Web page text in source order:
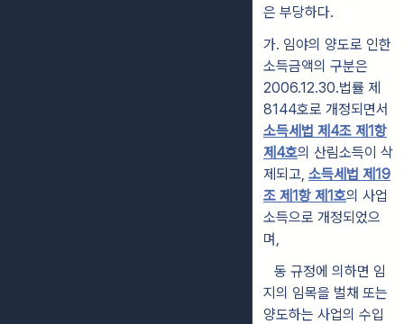
은 부당하다.
가. 임야의 양도로 인한
소득금액의 구분은
2006.12.30.법률 제
8144호로 개정되면서
소득세법 제4조 제1항
제4호의 산림소득이 삭
제되고, 소득세법 제19
조 제1항 제1호의 사업
소득으로 개정되었으
며,
동 규정에 의하면 임
지의 임목을 벌채 또는
양도하는 사업의 수입